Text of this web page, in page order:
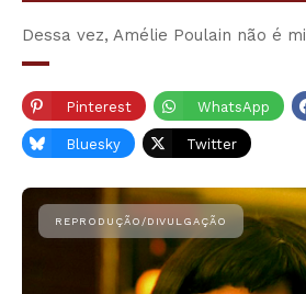
Dessa vez, Amélie Poulain não é
Pinterest WhatsApp
Bluesky Twitter